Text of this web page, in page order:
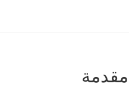
مقدمة